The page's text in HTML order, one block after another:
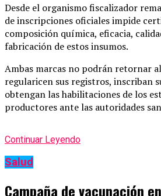
Desde el organismo fiscalizador
de inscripciones oficiales impide
composición química, eficacia,
fabricación de estos insumos.
Ambas marcas no podrán retornar
regularicen sus registros, inscriban
obtengan las habilitaciones de los
productores ante las autoridades
Continuar Leyendo
Salud
Campaña de vacunación